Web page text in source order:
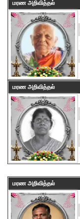
மரண அறிவித்தல்
மரண அறிவித்தல்
மரண அறிவித்தல்